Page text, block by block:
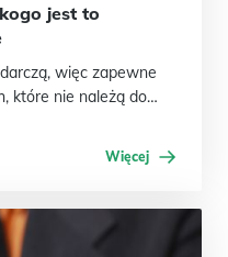
jest to
więc zapewne
które nie należą do…
Więcej